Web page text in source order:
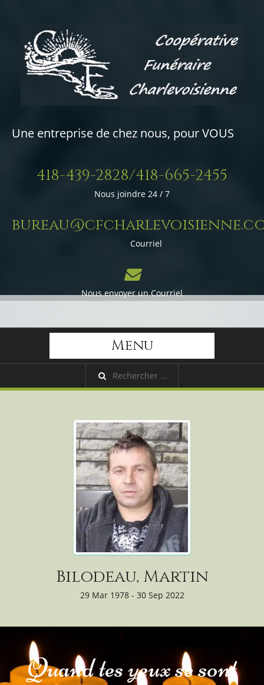
Une entreprise de chez nous, pour VOUS
418-439-2828/418-665-2455
Nous joindre 24 / 7
Courriel
Nous envoyer un Courriel
Menu
Bilodeau, Martin
29 Mar 1978 - 30 Sep 2022
Quand tes yeux se sont